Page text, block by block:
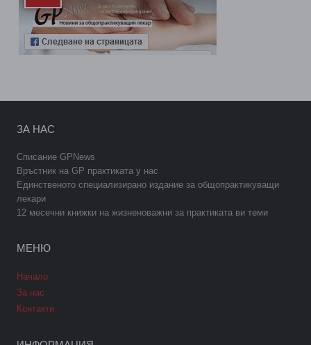
ЗА НАС
Списание GPNews
Връстник на GP практиката у нас
Единственото специализирано издание за общопрактикуващи
лекари
12 месечни книжки на жизненоважни за практиката ви теми
МЕНЮ
Начало
За нас
Контакти